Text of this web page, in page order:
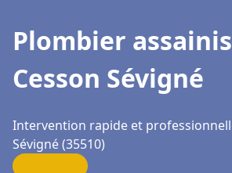
Plombier
Cesson Sévigné
Intervention rapide et
Sévigné (35510)